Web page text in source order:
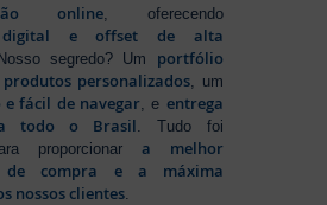
online, oferecendo
digital e offset de alta
segredo? Um portfólio
personalizados , um
fácil de navegar , e entrega
todo o Brasil . Tudo foi
proporcionara melhor
de compra e a máxima
nossos clientes